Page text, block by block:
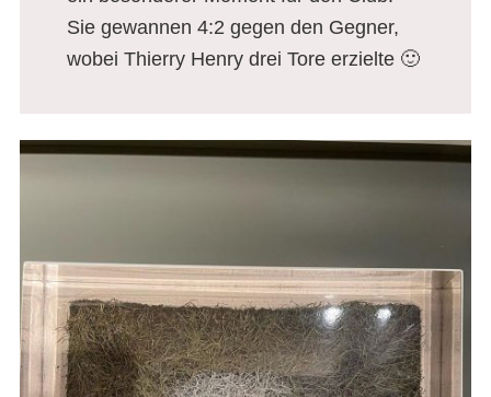
Sie gewannen 4:2 gegen den Gegner,
wobei Thierry Henry drei Tore erzielte 🙂